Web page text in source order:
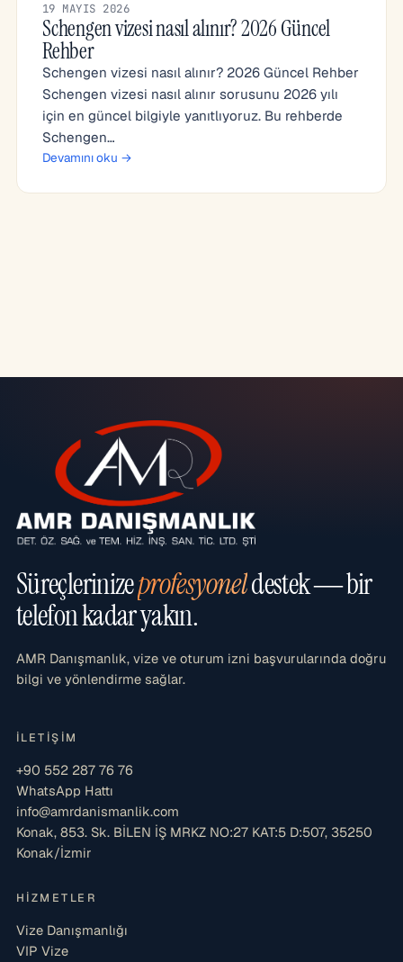
19 MAYIS 2026
Schengen vizesi nasıl alınır? 2026 Güncel
Rehber
Schengen vizesi nasıl alınır? 2026 Güncel Rehber
Schengen vizesi nasıl alınır sorusunu 2026 yılı
için en güncel bilgiyle yanıtlıyoruz. Bu rehberde
Schengen…
Devamını oku →
Süreçlerinizeprofesyoneldestek — bir
telefon kadar yakın.
AMR Danışmanlık, vize ve oturum izni başvurularında doğru
bilgi ve yönlendirme sağlar.
İLETIŞIM
+90 552 287 76 76
WhatsApp Hattı
info@amrdanismanlik.com
Konak, 853. Sk. BİLEN İŞ MRKZ NO:27 KAT:5 D:507, 35250
Konak/İzmir
HIZMETLER
Vize Danışmanlığı
VIP Vize